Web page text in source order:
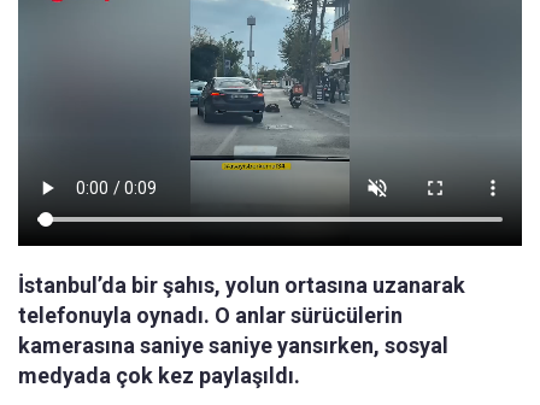
İstanbul’da bir şahıs, yolun ortasına uzanarak
telefonuyla oynadı. O anlar sürücülerin
kamerasına saniye saniye yansırken, sosyal
medyada çok kez paylaşıldı.